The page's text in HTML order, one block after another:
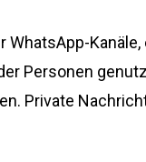
WhatsApp-
Personen
Private